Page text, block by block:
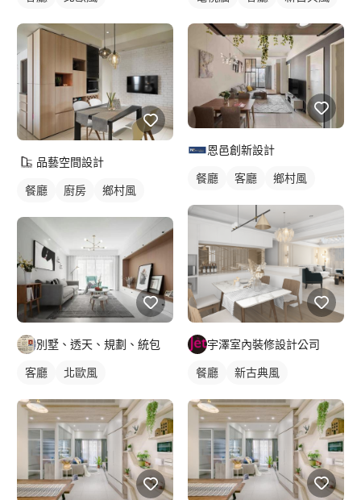
品藝空間設計
餐廳 廚房 鄉村風
別墅、透天、規劃、統包
客廳 北歐風
恩邑創新設計
餐廳 客廳 鄉村風
宇澤室內裝修設計公司
餐廳 新古典風